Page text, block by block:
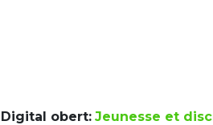
Digital obert: Jeunesse et